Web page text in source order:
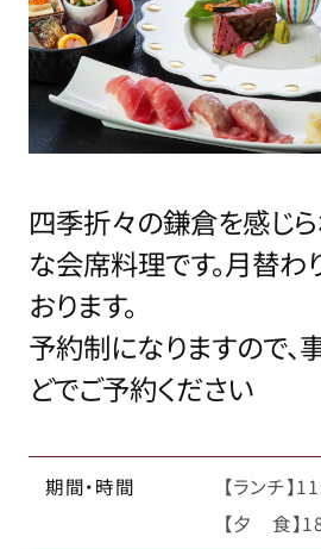
四季折々の鎌倉を感じら
な会席料理です。月替わ
おります。
予約制になりますので、
どでご予約ください
期間・時間
【ランチ】
【夕 食】